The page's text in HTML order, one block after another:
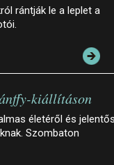
rántják le a leplet a
kiállításon
életéről és
Szombaton